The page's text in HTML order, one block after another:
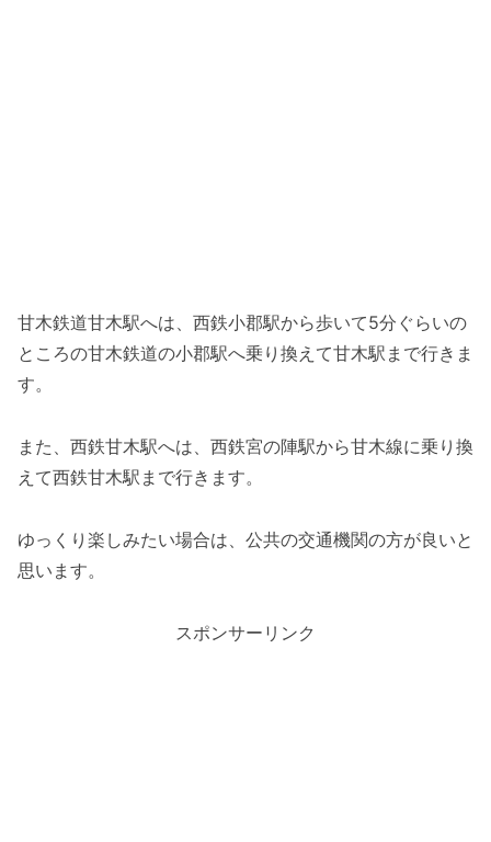
甘木鉄道甘木駅へは、西鉄小郡駅から歩いて5分ぐらいの
ところの甘木鉄道の小郡駅へ乗り換えて甘木駅まで行きま
す。
また、西鉄甘木駅へは、西鉄宮の陣駅から甘木線に乗り換
えて西鉄甘木駅まで行きます。
ゆっくり楽しみたい場合は、公共の交通機関の方が良いと
思います。
スポンサーリンク